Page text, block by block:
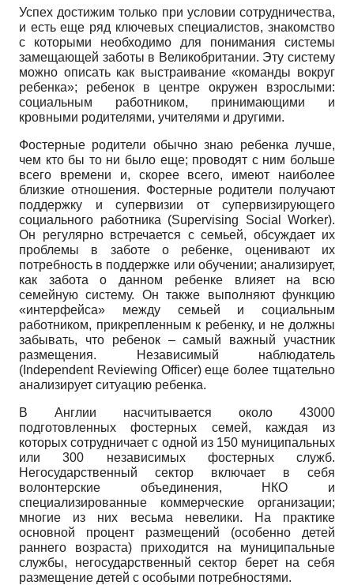
Успех достижим только при условии сотрудничества,
и есть еще ряд ключевых специалистов, знакомство
с которыми необходимо для понимания системы
замещающей заботы в Великобритании. Эту систему
можно описать как выстраивание «команды вокруг
ребенка»; ребенок в центре окружен взрослыми:
социальным работником, принимающими и
кровными родителями, учителями и другими.
Фостерные родители обычно знаю ребенка лучше,
чем кто бы то ни было еще; проводят с ним больше
всего времени и, скорее всего, имеют наиболее
близкие отношения. Фостерные родители получают
поддержку и супервизии от супервизирующего
социального работника (Supervising Social Worker).
Он регулярно встречается с семьей, обсуждает их
проблемы в заботе о ребенке, оценивают их
потребность в поддержке или обучении; анализирует,
как забота о данном ребенке влияет на всю
семейную систему. Он также выполняют функцию
«интерфейса» между семьей и социальным
работником, прикрепленным к ребенку, и не должны
забывать, что ребенок – самый важный участник
размещения. Независимый наблюдатель
(Independent Reviewing Officer) еще более тщательно
анализирует ситуацию ребенка.
В Англии насчитывается около 43000
подготовленных фостерных семей, каждая из
которых сотрудничает с одной из 150 муниципальных
или 300 независимых фостерных служб.
Негосударственный сектор включает в себя
волонтерские объединения, НКО и
специализированные коммерческие организации;
многие из них весьма невелики. На практике
основной процент размещений (особенно детей
раннего возраста) приходится на муниципальные
службы, негосударственный сектор берет на себя
размещение детей с особыми потребностями.